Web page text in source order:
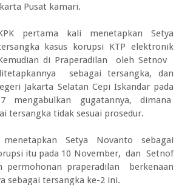
Pusat kamari.
pertama kali menetapkan Setya
kasus korupsi KTP elektronik
di Praperadilan oleh Setnov
sebagai tersangka, dan
Jakarta Selatan Cepi Iskandar pada
mengabulkan gugatannya, dimana
tersangka tidak sesuai prosedur.
Setya Novanto sebagai
itu pada 10 November, dan Setnof
permohonan praperadilan berkenaan
sebagai tersangka ke-2 ini.